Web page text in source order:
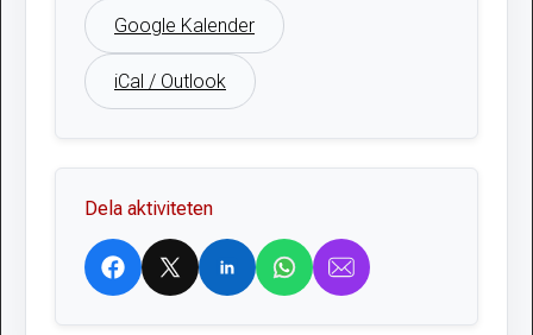
Google Kalender
iCal / Outlook
Dela aktiviteten
Facebook
X LinkedInWhatsApp
E-